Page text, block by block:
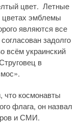
цвет. Летные
эмблемы
являются все
задолго
всём украинский
в
космонавты
флага, он назвал
и СМИ.